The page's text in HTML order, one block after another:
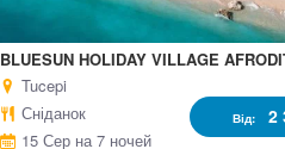
BLUESUN HOLIDAY VILLAGE
Від 2
Tucepi
Сніданок
15 Сер на 7 ночей